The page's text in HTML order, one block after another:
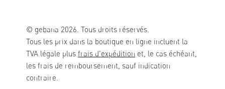
© gebana 2026. Tous droits réservés.
Tous les prix dans la boutique en ligne incluent la
TVA légale plus frais d'expédition et, le cas échéant,
les frais de remboursement, sauf indication
contraire.